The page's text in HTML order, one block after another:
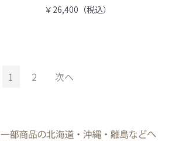
￥26,400（税込）
1 2 次へ